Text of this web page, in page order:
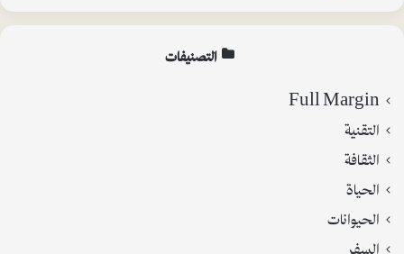
التصنيفات
Full Margin
التقنية
الثقافة
الحياة
الحيوانات
السفر